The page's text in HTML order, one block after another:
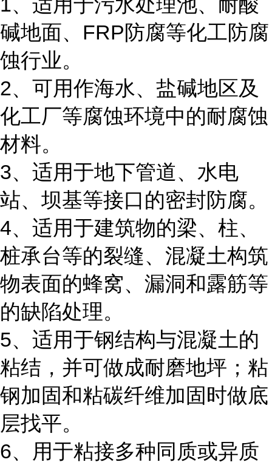
碱地面、FRP防腐等化工防腐
蚀行业。
2、可用作海水、盐碱地区及
化工厂等腐蚀环境中的耐腐蚀
材料。
3、适用于地下管道、水电
站、坝基等接口的密封防腐。
4、适用于建筑物的梁、柱、
桩承台等的裂缝、混凝土构筑
物表面的蜂窝、漏洞和露筋等
的缺陷处理。
5、适用于钢结构与混凝土的
粘结，并可做成耐磨地坪；粘
钢加固和粘碳纤维加固时做底
层找平。
6、用于粘接多种同质或异质